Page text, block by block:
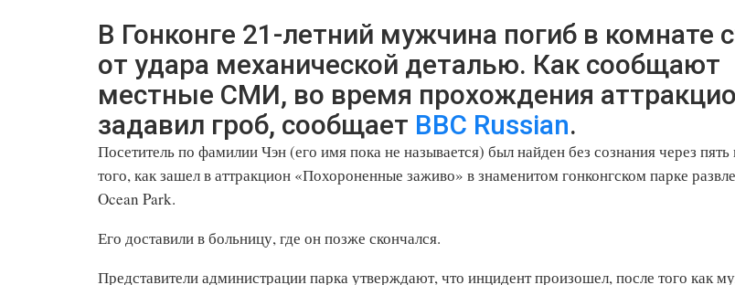
В Гонконге 21-летний мужчина погиб в комнате
от удара механической деталью. Как сообщают
местные СМИ, во время прохождения
задавил гроб, сообщает BBC Russian.
Посетитель по фамилии Чэн (его имя пока не называется) был найден без сознания через
того, как зашел в аттракцион «Похороненные заживо» в знаменитом гонконгском парке
Ocean Park.
Его доставили в больницу, где он позже скончался.
Представители администрации парка утверждают, что инцидент произошел, после того как